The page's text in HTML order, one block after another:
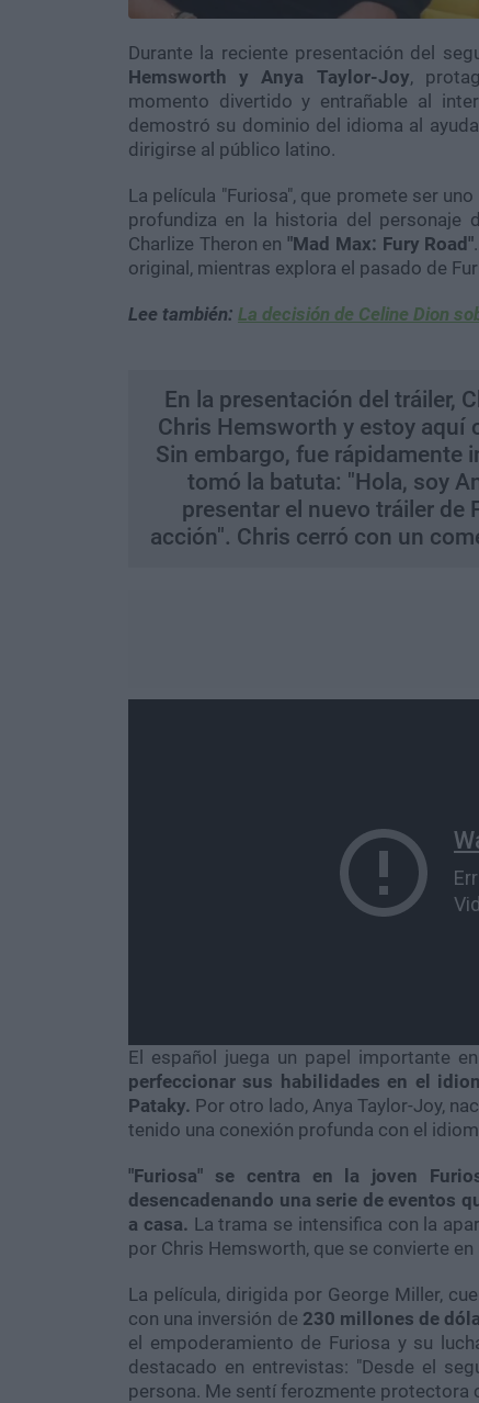
Durante la reciente presentación del
Hemsworth y Anya Taylor-Joy,
momento divertido y entrañable al
demostró su dominio del idioma al
dirigirse al público latino.
La película "Furiosa", que promete ser
profundiza en la historia del personaje
Charlize Theron en "Mad Max: Fury Road"
original, mientras explora el pasado de
Lee también: La decisión de Celine Dion
En la presentación del tráiler,
Chris Hemsworth y estoy aquí
Sin embargo, fue rápidamente
tomó la batuta: "Hola, soy
presentar el nuevo tráiler de
acción". Chris cerró con un
El español juega un papel importante
perfeccionar sus habilidades en el
Pataky. Por otro lado, Anya Taylor-Joy,
tenido una conexión profunda con el
"Furiosa" se centra en la joven
desencadenando una serie de eventos
a casa. La trama se intensifica con la
por Chris Hemsworth, que se convierte
La película, dirigida por George Miller,
con una inversión de 230 millones de
el empoderamiento de Furiosa y su
destacado en entrevistas: "Desde el
persona. Me sentí ferozmente protectora